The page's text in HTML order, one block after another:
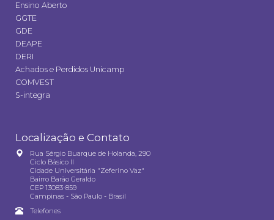
Ensino Aberto
GGTE
GDE
DEAPE
DERI
Achados e Perdidos Unicamp
COMVEST
S-integra
Localização e Contato
Rua Sérgio Buarque de Holanda, 290
Ciclo Básico II
Cidade Universitária "Zeferino Vaz"
Bairro Barão Geraldo
CEP 13083-859
Campinas - São Paulo - Brasil
Telefones